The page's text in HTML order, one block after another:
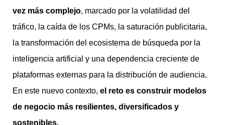
vez más complejo, marcado por la volatilidad del
tráfico, la caída de los CPMs, la saturación publicitaria,
la transformación del ecosistema de búsqueda por la
inteligencia artificial y una dependencia creciente de
plataformas externas para la distribución de audiencia.
En este nuevo contexto, el reto es construir modelos
de negocio más resilientes, diversificados y
sostenibles.